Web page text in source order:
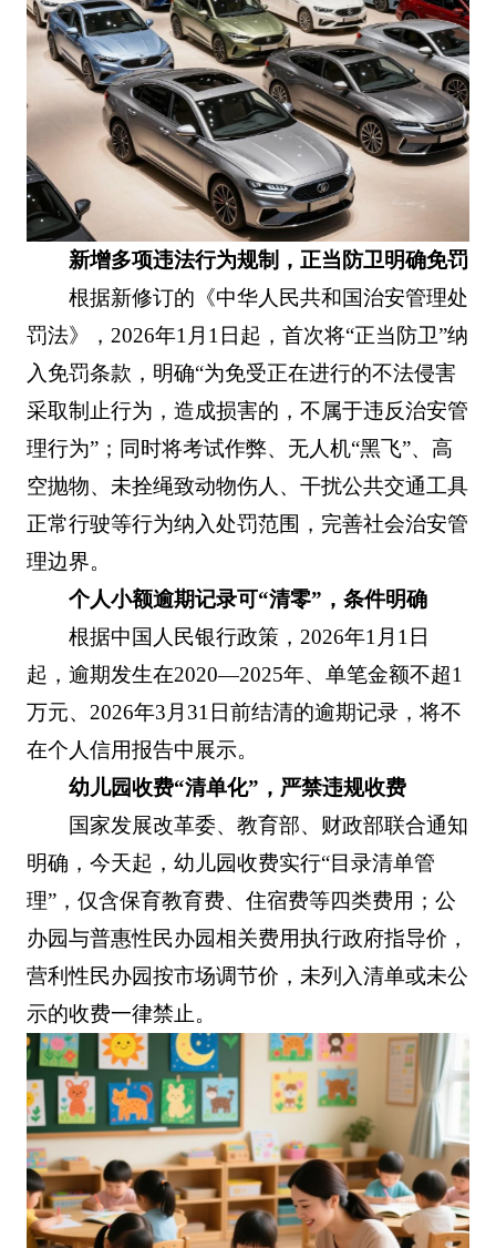
新增多项违法行为规制，正当防卫明确免罚
根据新修订的《中华人民共和国治安管理处
罚法》，2026年1月1日起，首次将“正当防卫”纳
入免罚条款，明确“为免受正在进行的不法侵害
采取制止行为，造成损害的，不属于违反治安管
理行为”；同时将考试作弊、无人机“黑飞”、高
空抛物、未拴绳致动物伤人、干扰公共交通工具
正常行驶等行为纳入处罚范围，完善社会治安管
理边界。
个人小额逾期记录可“清零”，条件明确
根据中国人民银行政策，2026年1月1日
起，逾期发生在2020—2025年、单笔金额不超1
万元、2026年3月31日前结清的逾期记录，将不
在个人信用报告中展示。
幼儿园收费“清单化”，严禁违规收费
国家发展改革委、教育部、财政部联合通知
明确，今天起，幼儿园收费实行“目录清单管
理”，仅含保育教育费、住宿费等四类费用；公
办园与普惠性民办园相关费用执行政府指导价，
营利性民办园按市场调节价，未列入清单或未公
示的收费一律禁止。